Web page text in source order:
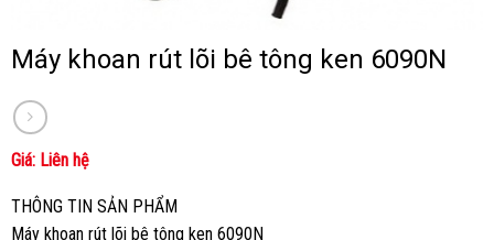
Máy khoan rút lõi bê tông ken 6090N
Giá: Liên hệ
THÔNG TIN SẢN PHẨM
Máy khoan rút lõi bê tông ken 6090N